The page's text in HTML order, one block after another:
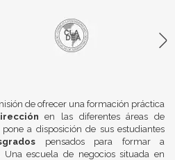
de ofrecer una formación práctica
en las diferentes áreas de
pone a disposición de sus estudiantes
pensados para formar a
Una escuela de negocios situada en